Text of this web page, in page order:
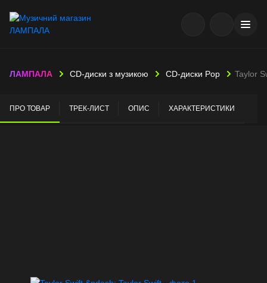
ЛАМПАЛА CD-диски з музикою CD-диски Pop Taylor
ПРО ТОВАР ТРЕК-ЛИСТ ОПИС ХАРАКТЕРИСТИКИ